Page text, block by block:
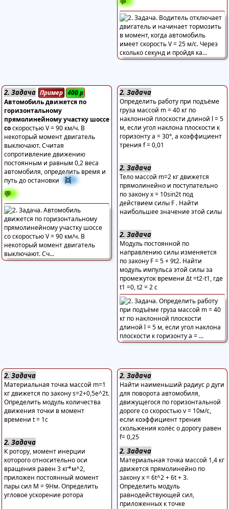
2. Задача Пример 400р
Автомобиль движется по
горизонтальному
прямолинейному участку шоссе
соскоростью V = 90 км/ч. В
некоторый момент двигатель
выключают. Считая
сопротивление движению
постоянным и равным 0,2 веса
автомобиля, определить время и
путь до остановки
👯
💬
2. Задача
Определить работу при подъёме
груза массой m = 40 кг по
наклонной плоскости длиной l = 5
м, если угол наклона плоскости к
горизонту а = 30°, а коэффициент
трения f = 0,01
2. Задача
Тело массой m=2 кг движется
прямолинейно и поступательно
по закону х = 10sin2t под
действием силы F . Найти
наибольшее значение этой силы
2. Задача
Модуль постоянной по
направлению силы изменяется
по закону F = 5 + 9t2. Найти
модуль импульса этой силы за
промежуток времени Δt =t2-t1, где
t1 =0, t2 = 2 с
2. Задача
Материальная точка массой m=1
кг движется по закону s=2+0,5e^2t.
Определить модуль количества
движения точки в момент
времени t = 1с
2. Задача
К ротору, момент инерции
которого относительно оси
вращения равен 3 кг*м^2,
приложен постоянный момент
пары сил М = 9Нм. Определить
угловое ускорение ротора
2. Задача
Найти наименьший радиус ρ дуги
для поворота автомобиля,
движущегося по горизонтальной
дороге со скоростью v = 10м/с,
если коэффициент трения
скольжения колёс о дорогу равен
f= 0,25
2. Задача
Материальная точка массой 1,4 кг
движется прямолинейно по
закону х = 6t^2 + 6t + 3.
Определить модуль
равнодействующей сил,
приложенных к точке